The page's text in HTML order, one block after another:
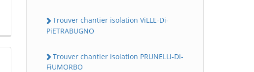
Trouver chantier isolation ViLLE-Di-
PiETRABUGNO
Trouver chantier isolation PRUNELLi-Di-
FiUMORBO